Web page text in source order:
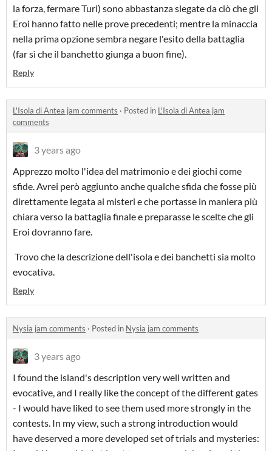
la forza, fermare Turi) sono abbastanza slegate da ciò che gli
Eroi hanno fatto nelle prove precedenti; mentre la minaccia
nella prima opzione sembra negare l'esito della battaglia
(far sì che il banchetto giunga a buon fine).
Reply
L'Isola di Antea jam comments · Posted in L'Isola di Antea jam
comments
3 years ago
Apprezzo molto l'idea del matrimonio e dei giochi come
sfide. Avrei però aggiunto anche qualche sfida che fosse più
direttamente legata ai misteri e che portasse in maniera più
chiara verso la battaglia finale e preparasse le scelte che gli
Eroi dovranno fare.
Trovo che la descrizione dell'isola e dei banchetti sia molto
evocativa.
Reply
Nysia jam comments · Posted in Nysia jam comments
3 years ago
I found the island's description very well written and
evocative, and I really like the concept of the different gates
- I would have liked to see them used more strongly in the
contests. In my view, such a strong introduction would
have deserved a more developed set of trials and mysteries: